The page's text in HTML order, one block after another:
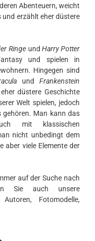
Abenteuern, weicht
und erzählt eher düstere
RingeundHarry Potter
und spielen in
Hingegen sind
undFrankenstein
düstere Geschichte
Welt spielen, jedoch
gehören. Man kann das
mit klassischen
nicht unbedingt dem
aber viele Elemente der
auf der Suche nach
Sie auch unsere
Fotomodelle,